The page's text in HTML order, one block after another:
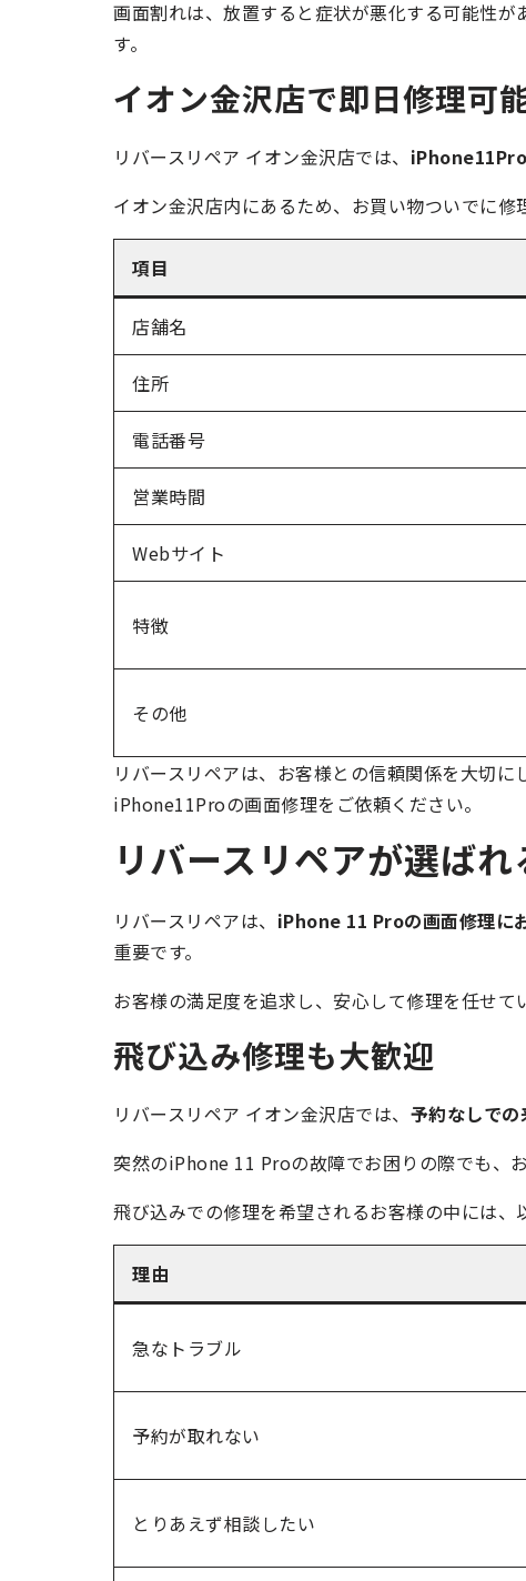
画面割れは、放置すると症状が悪化する可能性
す。
イオン金沢店で即日修理可
リバースリペア イオン金沢店では、
イオン金沢店内にあるため、お買い物ついでに修
項目
店舗名
住所
電話番号
営業時間
Webサイト
特徴
その他
リバースリペアは、お客様との信頼関係を大切
iPhone11Proの画面修理をご依頼ください。
リバースリペアが選ばれ
リバースリペアは、 iPhone 11 Proの画面修理に
重要です。
お客様の満足度を追求し、安心して修理を任せて
飛び込み修理も大歓迎
リバースリペア イオン金沢店では、 予約なしで
突然のiPhone 11 Proの故障でお困りの際でも、
飛び込みでの修理を希望されるお客様の中には、
理由
急なトラブル
予約が取れない
とりあえず相談したい